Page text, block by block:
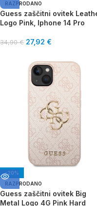
RAZPRODANO
Guess zaščitni ovitek
Logo Pink, Iphone 14 Pro
34,90€ 27,92 €
-20%
RAZPRODANO
Guess zaščitni ovitek Big
Metal Logo 4G Pink Hard